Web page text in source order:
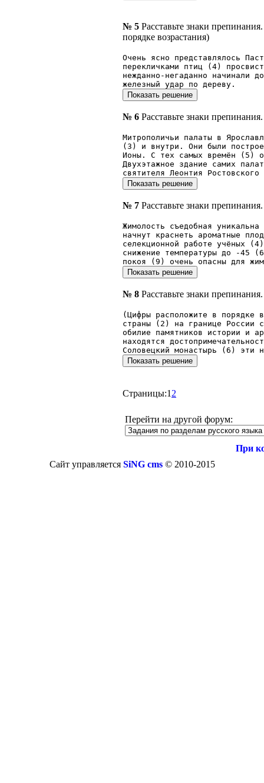
№ 5 Расставьте знаки
порядке возрастания)
Очень ясно представлялось
перекличками птиц (4)
нежданно-негаданно начинали
железный удар по дереву.
№ 6 Расставьте знаки
Митрополичьи палаты в
(3) и внутри. Они были
Ионы. С тех самых времён (5)
Двухэтажное здание самих
святителя Леонтия
№ 7 Расставьте знаки
Жимолость съедобная
начнут краснеть ароматные
селекционной работе учёных
снижение температуры до -45
покоя (9) очень опасны для
№ 8 Расставьте знаки
(Цифры расположите в порядке
страны (2) на границе России
обилие памятников истории и
находятся
Соловецкий монастырь (6) эти
Страницы:1 2
Перейти на другой форум:
При
Сайт управляется SiNG cms© 2010-2015